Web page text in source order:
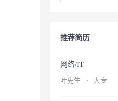
推荐简历
网络/IT
叶先生 · 大专